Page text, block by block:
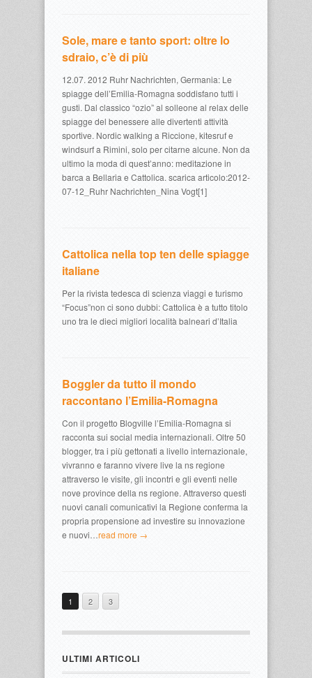
Sole, mare e tanto sport: oltre lo
sdraio, c’è di più
12.07. 2012 Ruhr Nachrichten, Germania: Le
spiagge dell’Emilia-Romagna soddisfano tutti i
gusti. Dal classico “ozio” al solleone al relax delle
spiagge del benessere alle divertenti attività
sportive. Nordic walking a Riccione, kitesruf e
windsurf a Rimini, solo per citarne alcune. Non da
ultimo la moda di quest’anno: meditazione in
barca a Bellaria e Cattolica. scarica articolo:2012-
07-12_Ruhr Nachrichten_Nina Vogt[1]
Cattolica nella top ten delle spiagge
italiane
Per la rivista tedesca di scienza viaggi e turismo
“Focus”non ci sono dubbi: Cattolica è a tutto titolo
uno tra le dieci migliori località balneari d’Italia
Boggler da tutto il mondo
raccontano l’Emilia-Romagna
Con il progetto Blogville l’Emilia-Romagna si
racconta sui social media internazionali. Oltre 50
blogger, tra i più gettonati a livello internazionale,
vivranno e faranno vivere live la ns regione
attraverso le visite, gli incontri e gli eventi nelle
nove province della ns regione. Attraverso questi
nuovi canali comunicativi la Regione conferma la
propria propensione ad investire su innovazione
e nuovi… read more →
1 2 3
ULTIMI ARTICOLI